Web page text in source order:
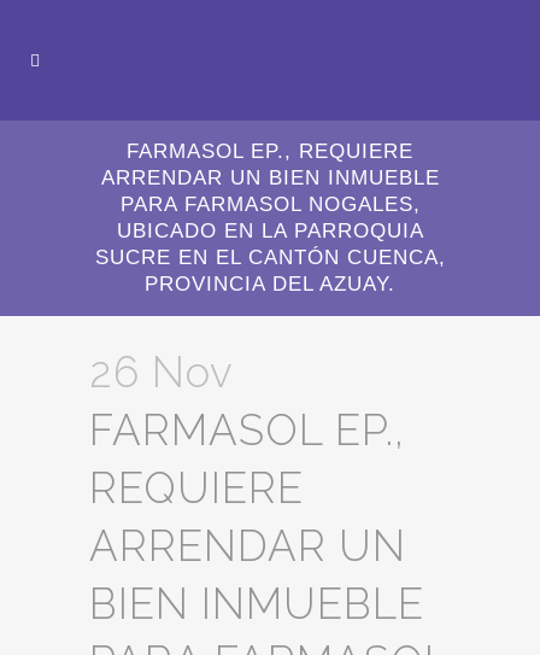
FARMASOL EP., REQUIERE
ARRENDAR UN BIEN INMUEBLE
PARA FARMASOL NOGALES,
UBICADO EN LA PARROQUIA
SUCRE EN EL CANTÓN CUENCA,
PROVINCIA DEL AZUAY.
26 Nov
FARMASOL EP.,
REQUIERE
ARRENDAR UN
BIEN INMUEBLE